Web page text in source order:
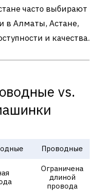
часто выбирают
в Алматы, Астане,
и качества.
vs.
Проводные
Ограничена
длиной
провода